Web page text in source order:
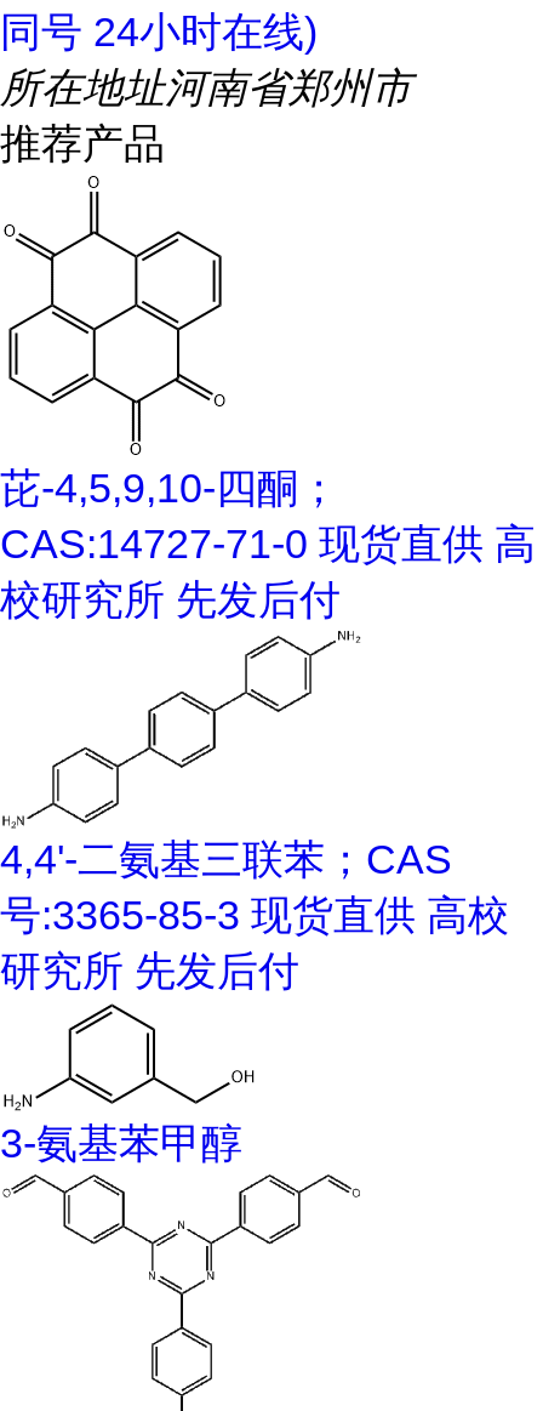
同号 24小时在线)
所在地址河南省郑州市
推荐产品
芘-4,5,9,10-四酮；
CAS:14727-71-0 现货直供 高
校研究所 先发后付
4,4'-二氨基三联苯；CAS
号:3365-85-3 现货直供 高校
研究所 先发后付
3-氨基苯甲醇